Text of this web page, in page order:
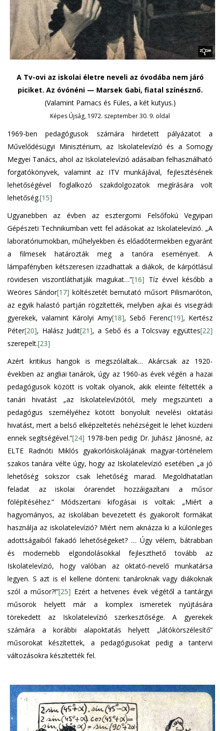
A Tv-ovi az iskolai életre neveli az óvodába nem járó
piciket. Az óvónéni — Marsek Gabi, fiatal színésznő.
(Valamint Pamacs és Füles, a két kutyus.)
Képes Újság, 1972. szeptember 30. 9. oldal
1969-ben pedagógusok számára hirdetett pályázatot a
Művelődésügyi Minisztérium, az Iskolatelevízió és a Somogy
Megyei Tanács, ahol az Iskolatelevízió adásaiban felhasználható
forgatókönyvek, valamint az ITV munkájával, fejlesztésének
lehetőségével foglalkozó szakdolgozatok megírására volt
lehetőség.[15]
Ugyanebben az évben az esztergomi Felsőfokú Vegyipari
Gépészeti Technikumban vett fel adásokat az Iskolatelevízió. „A
laboratóriumokban, műhelyekben és előadótermekben egyaránt
a filmesek határozták meg a tanóra eseményeit. A
lámpafényben kétszeresen izzadhattak a diákok, de kárpótlásul
rövidesen viszontláthatják magukat…”[16] Tíz évvel később a
Weöres Sándor[17] költészetét bemutató műsort Pilismaróton,
az egyik halastó partján rögzítették, melyben ajkai és visegrádi
gyerekek, valamint Károlyi Amy[18], Sebő Ferenc[19], Kertész
Péter[20], Halász Judit[21], a Sebő és a Tolcsvay együttes[22]
szerepelt.[23]
Azért kritikus hangok is megszólaltak… Akárcsak az 1920-
években az angliai tanárok, úgy az 1960-as évek végén a hazai
pedagógusok között is voltak olyanok, akik eleinte féltették a
tanári hivatást „az Iskolatelevíziótól, mely megszünteti a
pedagógus személyéhez kötött bonyolult nevelési oktatási
hivatást, mert a belső elképzeltetés nehézségeit le lehet küzdeni
ennek segítségével.”[24] 1978-ben pedig Dr. Juhász Jánosné, az
ELTE Radnóti Miklós gyakorlóiskolájának magyar-történelem
szakos tanára vélte úgy, hogy az Iskolatelevízió esetében „a jó
lehetőség sokszor csak lehetőség marad. Megoldhatatlan
feladat az iskolai órarendet hozzáigazítani a műsor
fölépítéséhez.” Módszertani kifogásai is voltak: „Miért a
hagyományos, az iskolában bevezetett és gyakorolt formákat
használja az iskolatelevízió? Miért nem aknázza ki a különleges
adottságaiból fakadó lehetőségeket? … Úgy vélem, bátrabban
és modernebb elgondolásokkal fejleszthető tovább az
Iskolatelevízió, hogy valóban az oktató-nevelő munkatársa
legyen. S azt is el kellene dönteni: tanároknak vagy diákoknak
szól a műsor?!”[25] Ezért a hetvenes évek végétől a tantárgyi
műsorok helyett már a komplex ismeretek nyújtására
törekedett az Iskolatelevízió szerkesztősége. A gyerekek
számára a korábbi alapoktatás helyett „látókörszélesítő”
műsorokat készítettek, a pedagógusokat pedig a tantervi
változásokra készítették fel.